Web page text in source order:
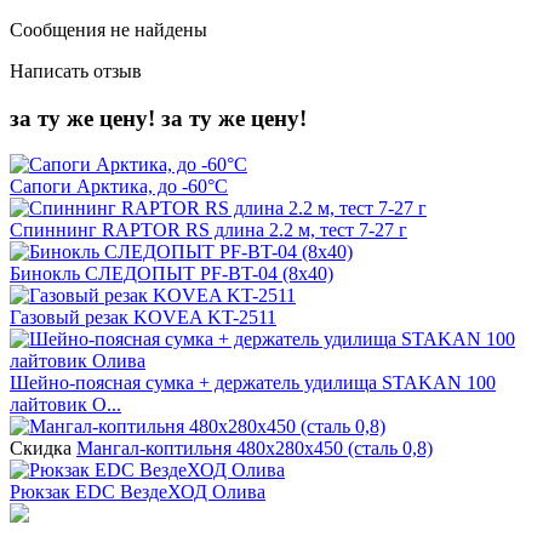
Сообщения не найдены
Написать отзыв
за ту же цену! за ту же цену!
Сапоги Арктика, до -60°С
Спиннинг RAPTOR RS длина 2.2 м, тест 7-27 г
Бинокль СЛЕДОПЫТ PF-BT-04 (8х40)
Газовый резак KOVEA KT-2511
Шейно-поясная сумка + держатель удилища STAKAN 100
лайтовик О...
Скидка Мангал-коптильня 480х280х450 (сталь 0,8)
Рюкзак EDC ВездеХОД Олива